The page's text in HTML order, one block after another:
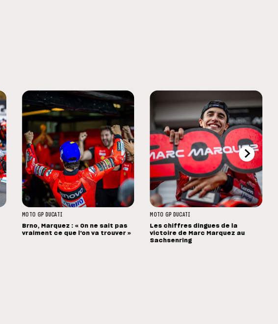
MOTO GP DUCATI
Brno, Marquez : « On ne sait pas
vraiment ce que l'on va trouver »
MOTO GP DUCATI
Les chiffres dingues de la
victoire de Marc Marquez au
Sachsenring